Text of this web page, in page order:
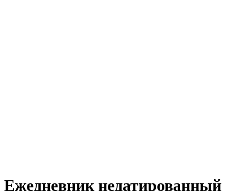
Ежедневник недатированный